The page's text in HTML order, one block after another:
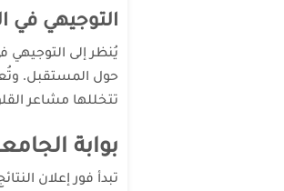
التوجيهي في
يُنظر إلى التوجيهي
حول المستقبل.
تتخللها مشاعر
بوابة
تبدأ فور إعلان